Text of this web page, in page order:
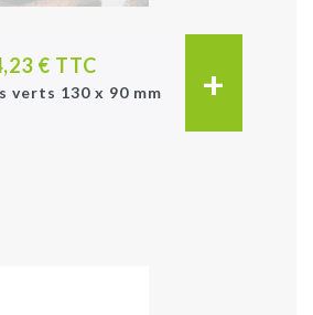
€ TTC
verts 130 x 90 mm +